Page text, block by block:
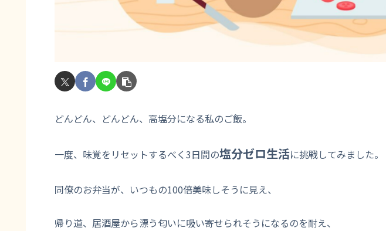
どんどん、どんどん、高塩分になる私のご飯。
一度、味覚をリセットするべく3日間の塩分ゼロ生活に挑戦してみました。
同僚のお弁当が、いつもの100倍美味しそうに見え、
帰り道、居酒屋から漂う匂いに吸い寄せられそうになるのを耐え、